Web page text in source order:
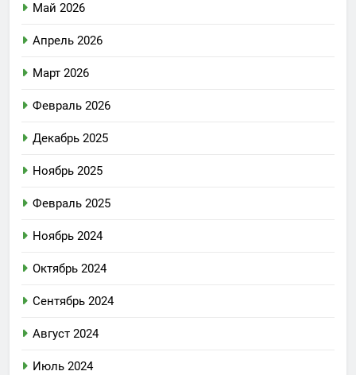
Май 2026
Апрель 2026
Март 2026
Февраль 2026
Декабрь 2025
Ноябрь 2025
Февраль 2025
Ноябрь 2024
Октябрь 2024
Сентябрь 2024
Август 2024
Июль 2024